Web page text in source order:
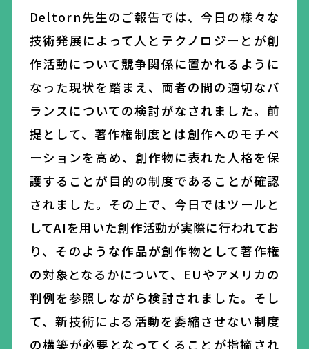
Deltorn先生のご報告では、今日の様々な
技術発展によって人とテクノロジーとが創
作活動について競争関係に置かれるように
なった現状を踏まえ、両者の間の適切なバ
ランスについての検討がなされました。前
提として、著作権制度とは創作へのモチベ
ーションを高め、創作物に表れた人格を保
護することが 目的の制度であ ることが確認
されました。その上で、今日ではツールと
してAIを用いた創作活動が実際に行われてお
り、そのような作品が創作物として著作権
の対象となるかについて、 EU やアメリカの
判例を参照しながら検討されました。 そし
て、新技術による活動を委縮させない制度
の構築が必要となってくることが指摘され